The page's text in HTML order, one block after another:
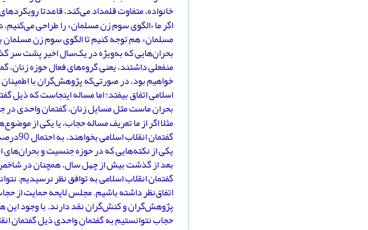
خانواده، متفاوت قلمداد می‌کند، قاعدتا
اگر ما «الگوی سوم زن مسلمان» را طراحی می‌کنیم،
مسلمان» هم توجه کنیم تا الگوی سوم زن
بحران‌هایی که به‌ویژه در یک‌سال اخیر پشت سر
منفعلی داشتند، یعنی گروه‌های فعال حوزه
خواهیم بود، در صورتی‌که پژوهش‌گران با
اسلامی اتفاق بیفتد؛ اما مساله‌ اینجاست که ذیل
بحران ماست مثل مسایل زنان، گفتمان واحدی در
مثلا اگر از ما تعریف مساله حجاب، یا یکی از
گفتمان
یکی از نکته‌هایی که در حوزه جنسیت و بحران‌های
بعد از گذشت بیش از چهل سال، همچنان در
گفتمان انقلاب اسلامی به توافق نظر نرسیدیم.
اتفاق‌نظر داشته باشیم. مجلس لایحه حمایت از
پژوهش‌گران و کنش‌گران نقد دارند. با وجود این
حجاب نتوانستیم به گفتمان واحدی ذیل گفتمان